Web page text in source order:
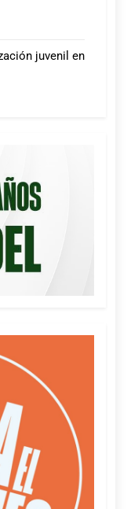
juvenil en